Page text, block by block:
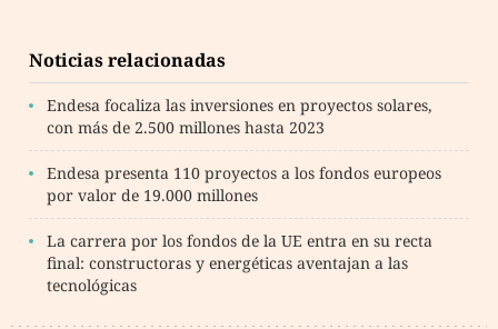
Noticias relacionadas
Endesa focaliza las inversiones en proyectos solares,
con más de 2.500 millones hasta 2023
Endesa presenta 110 proyectos a los fondos europeos
por valor de 19.000 millones
La carrera por los fondos de la UE entra en su recta
final: constructoras y energéticas aventajan a las
tecnológicas